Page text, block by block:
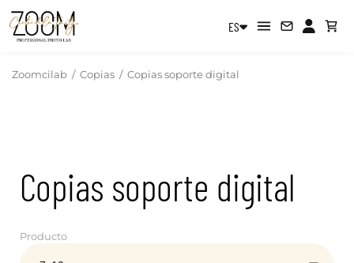
ES
Zoomcilab / Copias / Copias soporte digital
Copias soporte digital
Producto